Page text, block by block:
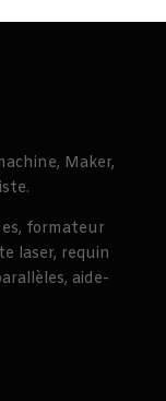
Maker,
formateur
laser, requin
aide-